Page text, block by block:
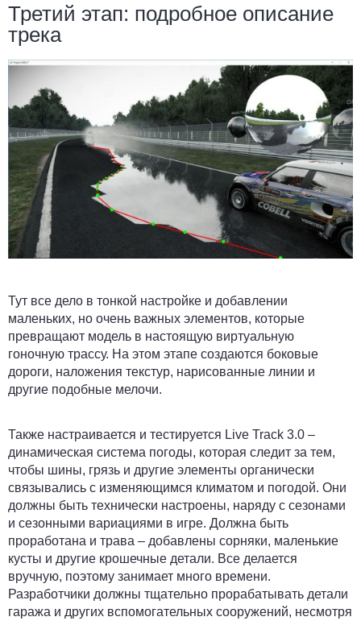
Третий этап: подробное описание
трека
Тут все дело в тонкой настройке и добавлении
маленьких, но очень важных элементов, которые
превращают модель в настоящую виртуальную
гоночную трассу. На этом этапе создаются боковые
дороги, наложения текстур, нарисованные линии и
другие подобные мелочи.
Также настраивается и тестируется Live Track 3.0 –
динамическая система погоды, которая следит за тем,
чтобы шины, грязь и другие элементы органически
связывались с изменяющимся климатом и погодой. Они
должны быть технически настроены, наряду с сезонами
и сезонными вариациями в игре. Должна быть
проработана и трава – добавлены сорняки, маленькие
кусты и другие крошечные детали. Все делается
вручную, поэтому занимает много времени.
Разработчики должны тщательно прорабатывать детали
гаража и других вспомогательных сооружений, несмотря